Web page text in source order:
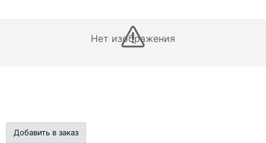
Нет изображения
Добавить в заказ